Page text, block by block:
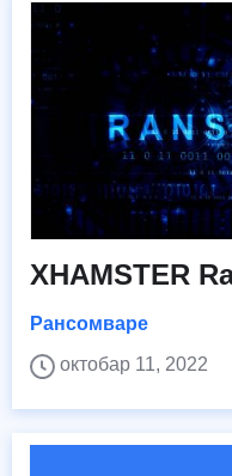
XHAMSTER
Рансомваре
октобар 11, 2022